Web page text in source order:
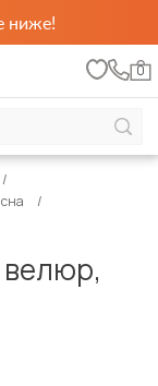
ниже!
0
велюр,